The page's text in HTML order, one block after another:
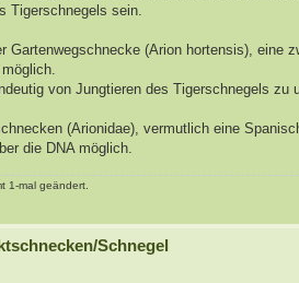
Tigerschnegels sein.
(Arion hortensis), eine
von Jungtieren des Tigerschnegels zu
(Arionidae), vermutlich eine
die DNA möglich.
1-mal geändert.
Schnegel